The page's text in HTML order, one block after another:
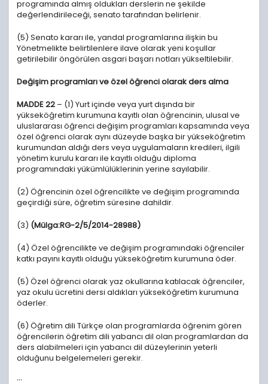
programında almış oldukları derslerin ne şekilde
değerlendirileceği, senato tarafından belirlenir.
(5) Senato kararı ile, yandal programlarına ilişkin bu
Yönetmelikte belirtilenlere ilave olarak yeni koşullar
getirilebilir öngörülen asgari başarı notları yükseltilebilir.
Değişim programları ve özel öğrenci olarak ders alma
MADDE 22 – (1) Yurt içinde veya yurt dışında bir
yükseköğretim kurumuna kayıtlı olan öğrencinin, ulusal ve
uluslararası öğrenci değişim programları kapsamında veya
özel öğrenci olarak aynı düzeyde başka bir yükseköğretim
kurumundan aldığı ders veya uygulamaların kredileri, ilgili
yönetim kurulu kararı ile kayıtlı olduğu diploma
programındaki yükümlülüklerinin yerine sayılabilir.
(2) Öğrencinin özel öğrencilikte ve değişim programında
geçirdiği süre, öğretim süresine dahildir.
(3) (Mülga:RG-2/5/2014-28988)
(4) Özel öğrencilikte ve değişim programındaki öğrenciler
katkı payını kayıtlı olduğu yükseköğretim kurumuna öder.
(5) Özel öğrenci olarak yaz okullarına katılacak öğrenciler,
yaz okulu ücretini dersi aldıkları yükseköğretim kurumuna
öderler.
(6) Öğretim dili Türkçe olan programlarda öğrenim gören
öğrencilerin öğretim dili yabancı dil olan programlardan da
ders alabilmeleri için yabancı dil düzeylerinin yeterli
olduğunu belgelemeleri gerekir.
...